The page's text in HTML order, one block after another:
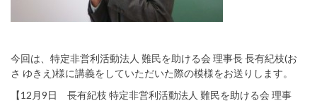
今回は、特定非営利活動法人 難民を助ける会 理事長 長有紀枝(お
さ ゆきえ)様に講義をしていただいた際の模様をお送りします。
【12月9日 長有紀枝 特定非営利活動法人 難民を助ける会 理事